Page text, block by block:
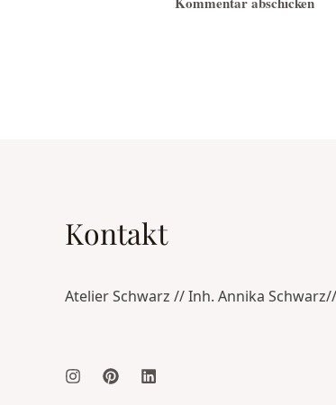
Kontakt
Atelier Schwarz // Inh. Annika